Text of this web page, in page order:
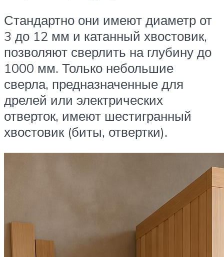
Стандартно они имеют диаметр от
3 до 12 мм и катанный хвостовик,
позволяют сверлить на глубину до
1000 мм. Только небольшие
сверла, предназначенные для
дрелей или электрических
отверток, имеют шестигранный
хвостовик (биты, отвертки).